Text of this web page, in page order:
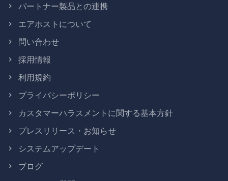
パートナー製品との連携
エアホストについて
問い合わせ
採用情報
利用規約
プライバシーポリシー
カスタマーハラスメントに関する基本方針
プレスリリース・お知らせ
システムアップデート
ブログ